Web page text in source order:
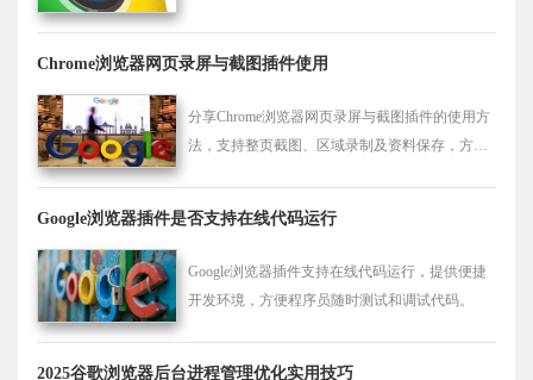
Chrome浏览器网页录屏与截图插件使用
分享Chrome浏览器网页录屏与截图插件的使用方
法，支持整页截图、区域录制及资料保存，方便
Google浏览器插件是否支持在线代码运行
Google浏览器插件支持在线代码运行，提供便捷
开发环境，方便程序员随时测试和调试代码。
2025谷歌浏览器后台进程管理优化实用技巧